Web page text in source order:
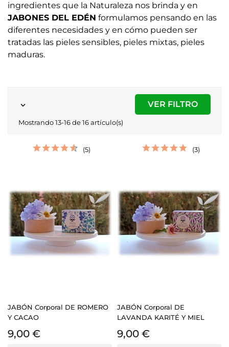
ingredientes que la Naturaleza nos brinda y en
JABONES DEL EDÉN formulamos pensando en las
diferentes necesidades y en cómo pueden ser
tratadas las pieles sensibles, pieles mixtas, pieles
maduras.
 VER FILTRO
Mostrando 13-16 de 16 artículo(s)
(5)
JABÓN Corporal DE ROMERO
Y CACAO
9,00 €
(3)
JABÓN Corporal DE
LAVANDA KARITÉ Y MIEL
9,00 €